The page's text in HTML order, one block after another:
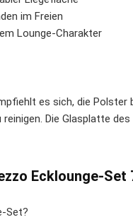
im Freien
Lounge-Charakter
es sich, die Polster
Die Glasplatte
Ecklounge-Set
Set?